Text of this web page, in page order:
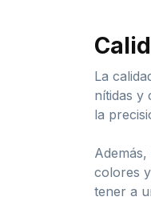
La
nítidas y
la
colores
tener a